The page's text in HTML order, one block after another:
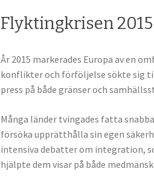
Flyktingkrisen 2015
År 2015 markerades Europa av en
konflikter och förföljelse sökte sig
press på både gränser och
Många länder tvingades fatta
försöka upprätthålla sin egen
intensiva debatter om integration,
hjälpte dem visar på både